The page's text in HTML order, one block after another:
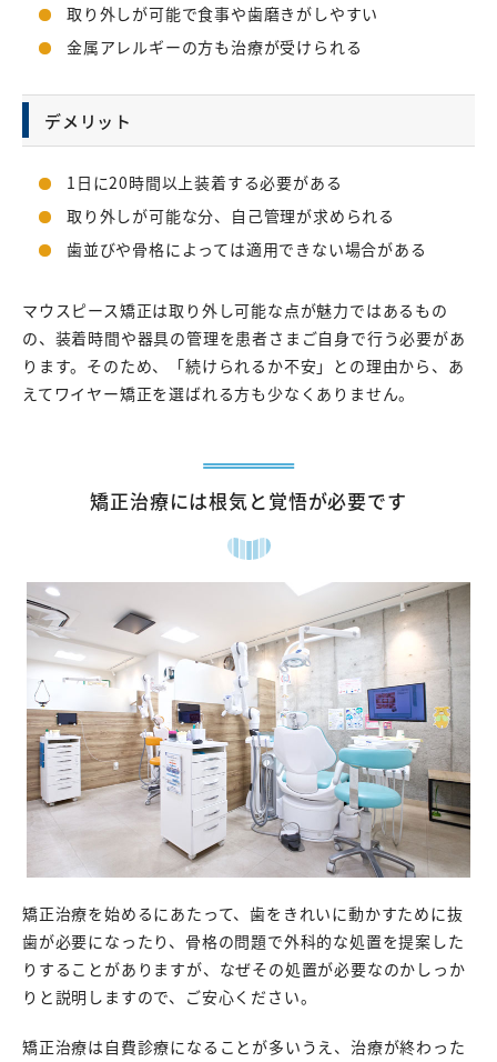
取り外しが可能で食事や歯磨きがしやすい
金属アレルギーの方も治療が受けられる
デメリット
1日に20時間以上装着する必要がある
取り外しが可能な分、自己管理が求められる
歯並びや骨格によっては適用できない場合がある
マウスピース矯正は取り外し可能な点が魅力ではあるもの
の、装着時間や器具の管理を患者さまご自身で行う必要があ
ります。そのため、「続けられるか不安」との理由から、あ
えてワイヤー矯正を選ばれる方も少なくありません。
矯正治療には根気と覚悟が必要です
矯正治療を始めるにあたって、歯をきれいに動かすために抜
歯が必要になったり、骨格の問題で外科的な処置を提案した
りすることがありますが、なぜその処置が必要なのかしっか
りと説明しますので、ご安心ください。
矯正治療は自費診療になることが多いうえ、治療が終わった